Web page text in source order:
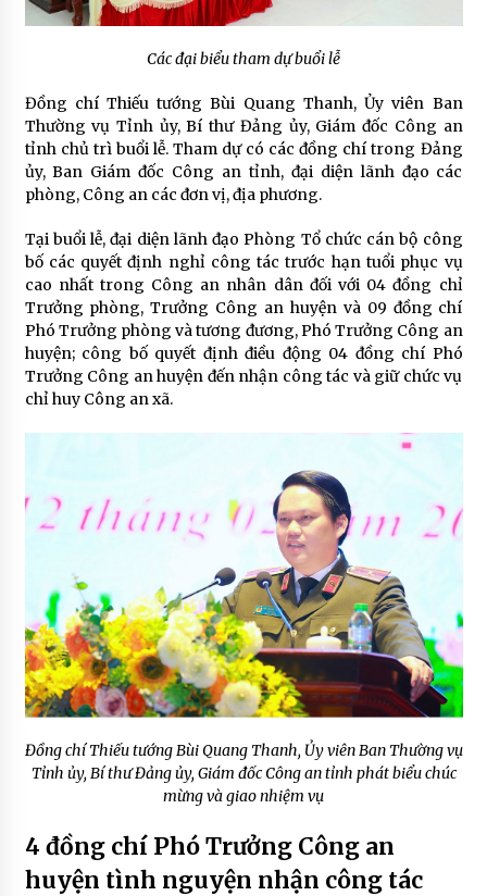
Các đại biểu tham dự buổi lễ
Đồng chí Thiếu tướng Bùi Quang Thanh, Ủy viên Ban
Thường vụ Tỉnh ủy, Bí thư Đảng ủy, Giám đốc Công an
tỉnh chủ trì buổi lễ. Tham dự có các đồng chí trong Đảng
ủy, Ban Giám đốc Công an tỉnh, đại diện lãnh đạo các
phòng, Công an các đơn vị, địa phương.
Tại buổi lễ, đại diện lãnh đạo Phòng Tổ chức cán bộ công
bố các quyết định nghỉ công tác trước hạn tuổi phục vụ
cao nhất trong Công an nhân dân đối với 04 đồng chỉ
Trưởng phòng, Trưởng Công an huyện và 09 đồng chí
Phó Trưởng phòng và tương đương, Phó Trưởng Công an
huyện; công bố quyết định điều động 04 đồng chí Phó
Trưởng Công an huyện đến nhận công tác và giữ chức vụ
chỉ huy Công an xã.
Đồng chí Thiếu tướng Bùi Quang Thanh, Ủy viên Ban Thường vụ
Tỉnh ủy, Bí thư Đảng ủy, Giám đốc Công an tỉnh phát biểu chúc
mừng và giao nhiệm vụ
4 đồng chí Phó Trưởng Công an
huyện tình nguyện nhận công tác